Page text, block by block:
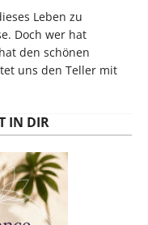
Leben zu
Doch wer hat
den schönen
uns den Teller mit
IN DIR